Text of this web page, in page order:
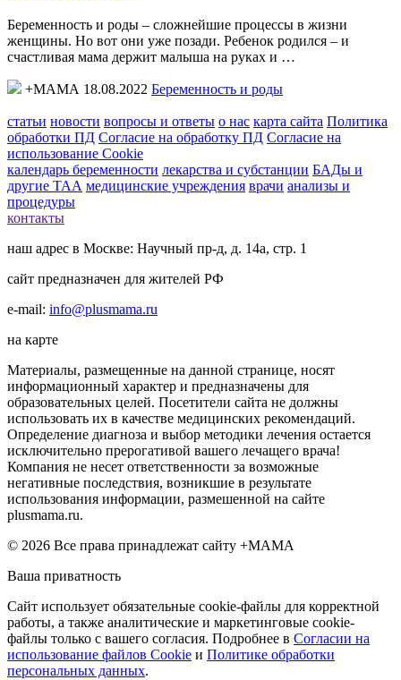
Беременность и роды – сложнейшие процессы в жизни
женщины. Но вот они уже позади. Ребенок родился – и
счастливая мама держит малыша на руках и …
+МАМА 18.08.2022 Беременность и роды
статьи новости вопросы и ответы о нас карта сайта Политика
обработки ПД Согласие на обработку ПД Согласие на
использование Cookie
календарь беременности лекарства и субстанции БАДы и
другие ТАА медицинские учреждения врачи анализы и
процедуры
контакты
наш адрес в Москве: Научный пр-д, д. 14а, стр. 1
сайт предназначен для жителей РФ
e-mail: info@plusmama.ru
на карте
Материалы, размещенные на данной странице, носят
информационный характер и предназначены для
образовательных целей. Посетители сайта не должны
использовать их в качестве медицинских рекомендаций.
Определение диагноза и выбор методики лечения остается
исключительно прерогативой вашего лечащего врача!
Компания не несет ответственности за возможные
негативные последствия, возникшие в результате
использования информации, размешенной на сайте
plusmama.ru.
© 2026 Все права принадлежат сайту +МАМА
Ваша приватность
Сайт использует обязательные cookie-файлы для корректной
работы, а также аналитические и маркетинговые cookie-
файлы только с вашего согласия. Подробнее в Согласии на
использование файлов Cookie и Политике обработки
персональных данных.